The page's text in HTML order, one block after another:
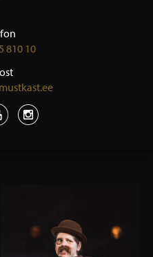
810 10